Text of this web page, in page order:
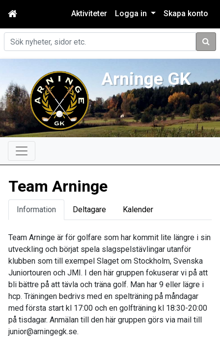
Aktiviteter Logga in Skapa konto
Sök
Arninge GK
Team Arninge
Information Deltagare Kalender
Team Arninge är för golfare som har kommit lite längre i sin
utveckling och börjat spela slagspelstävlingar utanför
klubben som till exempel Slaget om Stockholm, Svenska
Juniortouren och JMI. I den här gruppen fokuserar vi på att
bli bättre på att tävla och träna golf. Man har 9 eller lägre i
hcp. Träningen bedrivs med en spelträning på måndagar
med första start kl 17:00 och en golfträning kl 18:30-20:00
på tisdagar. Anmälan till den här gruppen görs via mail till
junior@arningegk.se.